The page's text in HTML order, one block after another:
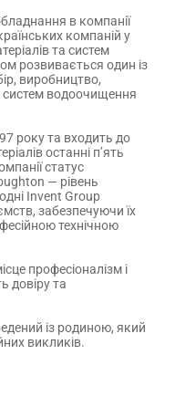
в компанії
компаній у
та систем
розвивається один із
виробництво,
систем водоочищення
року та входить до
останні п’ять
статус
— рівень
Invent Group
забезпечуючи їх
технічною
професіоналізм і
довіру та
із родиною, який
викликів.